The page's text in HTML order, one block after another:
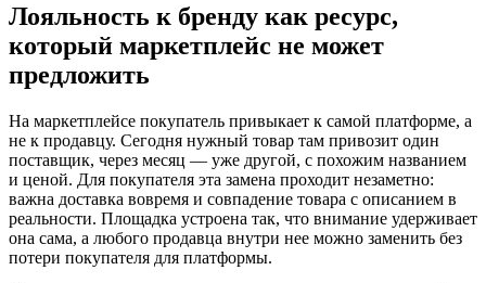
Лояльность к бренду как ресурс,
который маркетплейс не может
предложить
На маркетплейсе покупатель привыкает к самой платформе, а
не к продавцу. Сегодня нужный товар там привозит один
поставщик, через месяц — уже другой, с похожим названием
и ценой. Для покупателя эта замена проходит незаметно:
важна доставка вовремя и совпадение товара с описанием в
реальности. Площадка устроена так, что внимание удерживает
она сама, а любого продавца внутри нее можно заменить без
потери покупателя для платформы.